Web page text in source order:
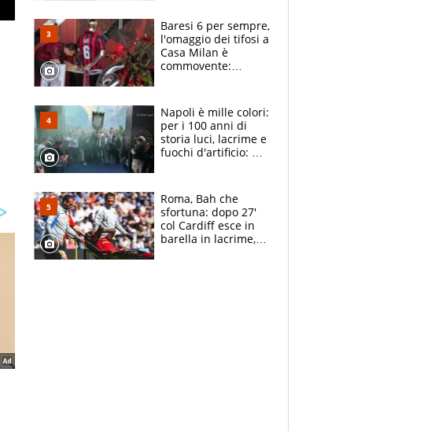
circondati
dall'affetto dei tifosi
Baresi 6 per sempre,
l'omaggio dei tifosi a
Casa Milan è
commovente:
bigliettini
Napoli è mille colori:
per i 100 anni di
storia luci, lacrime e
fuochi d'artificio: De
Roma, Bah che
sfortuna: dopo 27'
col Cardiff esce in
barella in lacrime,